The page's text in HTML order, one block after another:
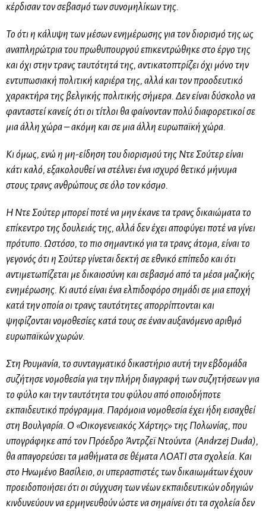
κέρδισαν τον σεβασμό των συνομηλίκων της.
Το ότι η κάλυψη των μέσων ενημέρωσης για τον διορισμό της ως
αναπληρώτρια του πρωθυπουργού επικεντρώθηκε στο έργο της
και όχι στην τρανς ταυτότητά της, αντικατοπτρίζει όχι μόνο την
εντυπωσιακή πολιτική καριέρα της, αλλά και τον προοδευτικό
χαρακτήρα της βελγικής πολιτικής σήμερα. Δεν είναι δύσκολο να
φανταστεί κανείς ότι οι τίτλοι θα φαίνονταν πολύ διαφορετικοί σε
μια άλλη χώρα – ακόμη και σε μια άλλη ευρωπαϊκή χώρα.
Κι όμως, ενώ η μη-είδηση του διορισμού της Ντε Σούτερ είναι
κάτι καλό, εξακολουθεί να στέλνει ένα ισχυρό θετικό μήνυμα
στους τρανς ανθρώπους σε όλο τον κόσμο.
Η Ντε Σούτερ μπορεί ποτέ να μην έκανε τα τρανς δικαιώματα το
επίκεντρο της δουλειάς της, αλλά δεν έχει αποφύγει ποτέ να γίνει
πρότυπο. Ωστόσο, το πιο σημαντικό για τα τρανς άτομα, είναι το
γεγονός ότι η Σούτερ γίνεται δεκτή σε εθνικό επίπεδο και ότι
αντιμετωπίζεται με δικαιοσύνη και σεβασμό από τα μέσα μαζικής
ενημέρωσης. Κι αυτό είναι ένα ελπιδοφόρο σημάδι σε μια εποχή
κατά την οποία οι τρανς ταυτότητες απορρίπτονται και
ψηφίζονται νομοθεσίες κατά τους σε έναν αυξανόμενο αριθμό
ευρωπαϊκών χωρών.
Στη Ρουμανία, το συνταγματικό δικαστήριο αυτή την εβδομάδα
συζήτησε νομοθεσία για την πλήρη διαγραφή των συζητήσεων για
το φύλο και την ταυτότητα του φύλου από οποιοδήποτε
εκπαιδευτικό πρόγραμμα. Παρόμοια νομοθεσία έχει ήδη εισαχθεί
στη Βουλγαρία. Ο «Οικογενειακός Χάρτης» της Πολωνίας, που
υπογράφηκε από τον Πρόεδρο Άντρζεϊ Ντούντα (Andrzej Duda),
θα απαγορεύσει τα μαθήματα σε θέματα ΛΟΑΤΙ στα σχολεία. Και
στο Ηνωμένο Βασίλειο, οι υπερασπιστές των δικαιωμάτων έχουν
προειδοποιήσει ότι οι σύγχυση των νέων εκπαιδευτικών οδηγιών
κινδυνεύουν να ερμηνευθούν ώστε να σημαίνει ότι τα σχολεία δεν